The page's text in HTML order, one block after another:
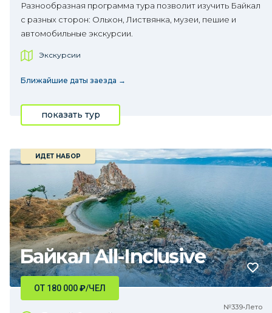
Разнообразная программа тура позволит изучить Байкал
с разных сторон: Ольхон, Листвянка, музеи, пешие и
автомобильные экскурсии.
Экскурсии
Ближайшие даты заезда →
показать тур
Байкал All-Inclusive
ИДЕТ НАБОР
№339•Лето
ОТ 180 000₽/ЧЕЛ